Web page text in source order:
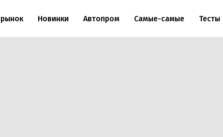
Новинки Автопром Самые-самые Тесты